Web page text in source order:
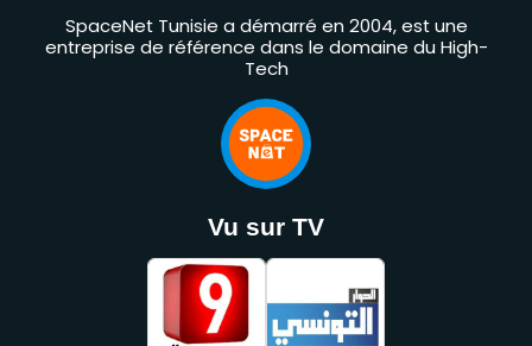
SpaceNet Tunisie a démarré en 2004, est une
entreprise de référence dans le domaine du High-
Tech
Vu sur TV